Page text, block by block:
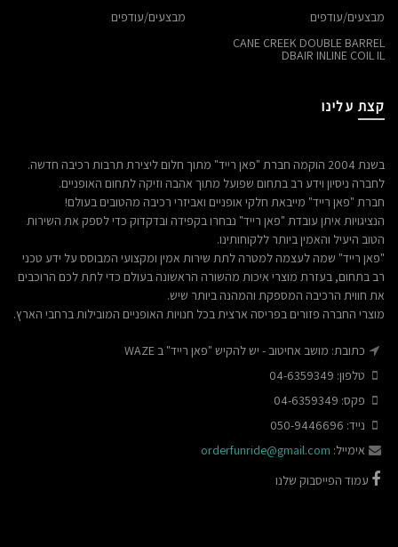
מבצעים/עודפים
CANE CREEK DOUBLE BARREL
DBAIR INLINE COIL IL
מבצעים/עודפים
קצת עלינו
בשנת 2004 הוקמה חברת "פאן רייד" מתוך חלום ליצירת תרבות רכיבה חדשה.
לחברה ניסיון וידע רב בתחום שפועל מתוך אהבה וזיקה לתחום האופניים.
חברת "פאן רייד" מייבאת חלקי אופניים ואביזרי רכיבה מהטובים בעולם!
הנציגויות איתן עובדת "פאן רייד" נבחרו בקפידה ובדקדוק כדי לספק את השירות
הטוב היעיל והאמין ביותר ללקוחותינו.
"פאן רייד" שמה לעצמה למטרה לתת שירות אמין ומקצועי המבוסס על ידע טכני
רב בתחום, בעזרת מוצרי איכות מהשורה הראשונה בעולם כדי לתת לכם הרוכבים
את חווית הרכיבה המספקת והמהנה ביותר שיש.
מוצרי החברה פזורים בפריסה ארצית בכל חנויות האופניים המובילות ברחבי הארץ.
כתובת: מושב אחיטוב - יש להקיש "פאן רייד" ב WAZE
טלפון: 04-6359349
פקס: 04-6359349
נייד: 050-9446696
אימייל: orderfunride@gmail.com
עמוד הפייסבוק שלנו